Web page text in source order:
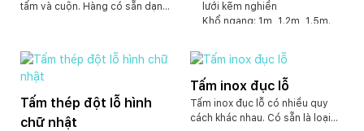
tấm và cuộn. Hàng có sẵn dạng
1m và 1.2m dài 20m. Dày 0.4-
0.5mm lỗ đường kính 4mm-
14mm. Ngoài ra chúng tôi có
nhận đặt hàng sản xuất theo quy
cách yêu cầu.
lưới kẽm nghiền
Khổ ngang: 1m, 1.2m, 1.5m.
nếu lưới có độ dày mỏng thì
cuộn từ 20m trở xuống.
Kiểu dáng: khe rãnh hoặc dập
lỗ hình oval, tròn
Kích thước khe rãnh: 0.5mm,
1mm, 2mm đến 10mm.
Tấm thép đột lỗ hình
chữ nhật
Tấm inox đục lỗ
Tấm inox đục lỗ có nhiều quy
cách khác nhau. Có sẵn là loại